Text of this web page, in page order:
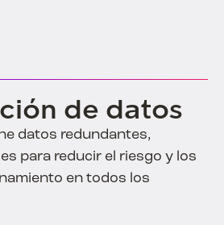
de datos
datos redundantes,
para reducir el riesgo y los
en todos los